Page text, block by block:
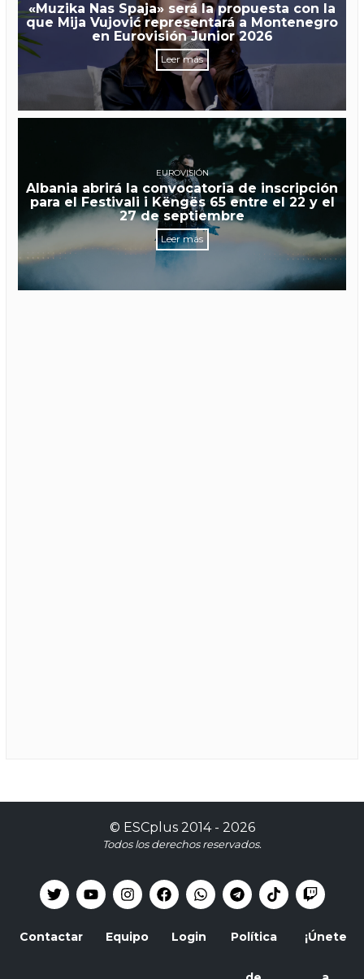
«Muzika Nas Spaja» será la propuesta con la
que Mija Vujović representará a Montenegro
en Eurovisión Junior 2026
Leer más
EUROVISIÓN
Albania abrirá la convocatoria de inscripción
para el Festivali i Këngës 65 entre el 22 y el
27 de septiembre
Leer más
© ESCplus2014 - 2026
Todos los derechos reservados.
Contactar Equipo Login Política ¡Únete